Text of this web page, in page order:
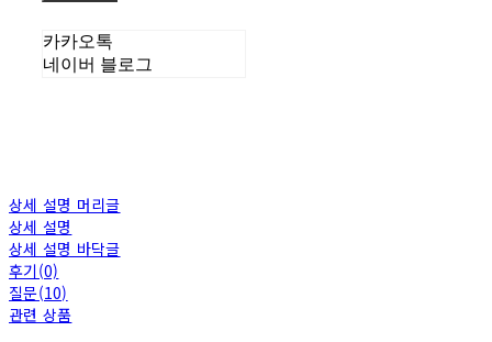
카카오톡
네이버 블로그
상세 설명 머리글
상세 설명
상세 설명 바닥글
후기(0)
질문(10)
관련 상품